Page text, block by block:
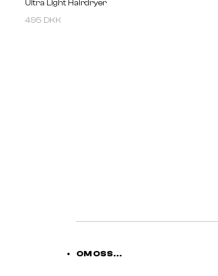
Ultra Light Hairdryer
495 DKK
OM OSS...